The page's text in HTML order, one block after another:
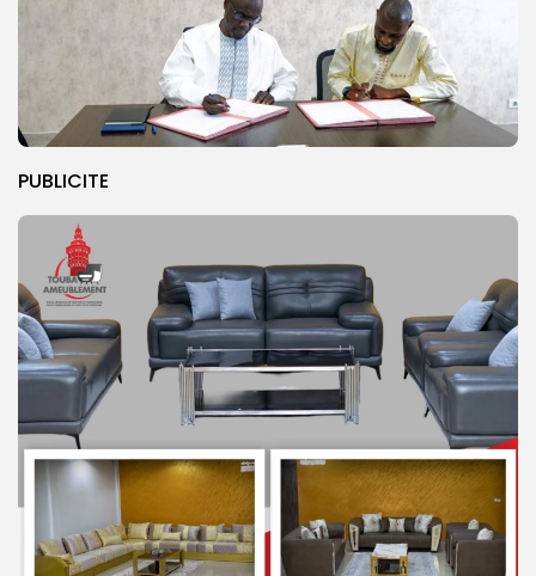
PUBLICITE